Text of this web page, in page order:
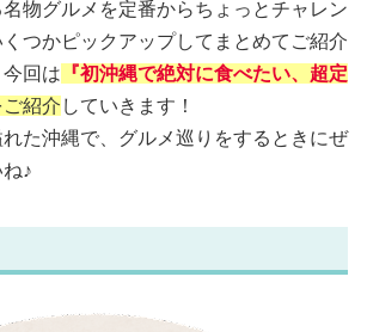
物グルメを定番からちょっとチャレン
つかピックアップしてまとめてご紹介
回は 『初沖縄で絶対に食べたい、超定
ご紹介 していきます！
た沖縄で、グルメ巡りをするときにぜ
♪